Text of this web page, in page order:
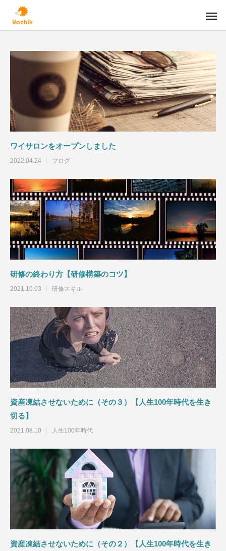
個人向け
保険営業向けセールスサポート
人生100年時代 ニー
資産凍結させないために（その３）【人生
100年時代を生き切る】
2021.08.10
資産凍結させない
100年時代を生き切
2021.08.01
生前贈与が積極的に行われている地域は沖
縄・北海道【ニーズ別知識】
2021.06.06
見込み客発見のコツ２【セールススキル】 見込み客発見のコ
ワイサロンをオープンしました
2022.04.24 ブログ
研修の終わり方【研修構築のコツ】
2021.10.03 研修スキル
資産凍結させないために（その３）【人生100年時代を生き
切る】
2021.08.10 人生100年時代
資産凍結させないために（その２）【人生100年時代を生き